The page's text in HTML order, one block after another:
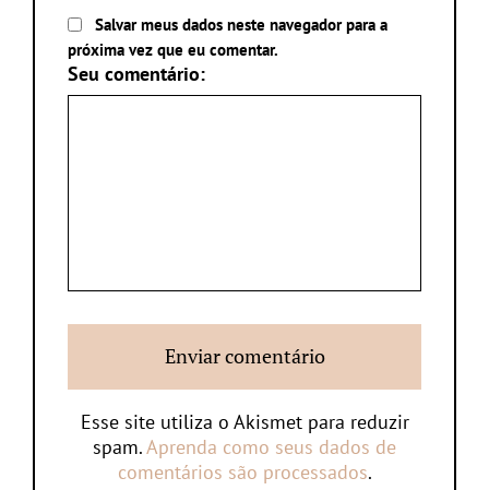
Salvar meus dados neste navegador para a
próxima vez que eu comentar.
Seu comentário:
Esse site utiliza o Akismet para reduzir
spam.Aprenda como seus dados de
comentários são processados.